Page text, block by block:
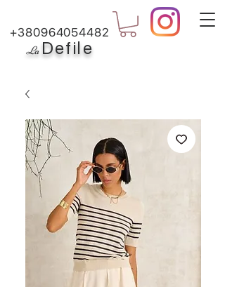
La Defile
+380964054482